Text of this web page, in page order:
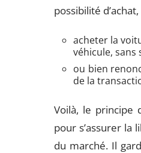
possibilité
acheter la
véhicule, sans
ou bien
de la
Voilà, le principe
pour s’assurer la
du marché. Il